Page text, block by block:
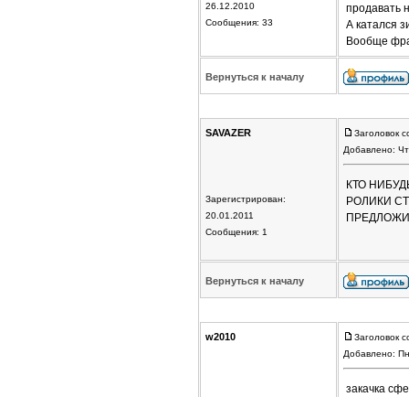
26.12.2010
Сообщения: 33
продавать
А катался
Вообще
Вернуться к началу
SAVAZER
Зарегистрирован:
20.01.2011
Сообщения: 1
Заголовок
Добавлено:
КТО
РОЛИКИ
Вернуться к началу
w2010
Заголовок
Добавлено:
закачка